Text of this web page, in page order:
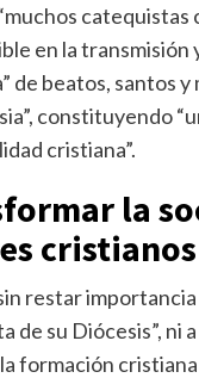
catequistas
en la transmisión
de beatos, santos
constituyendo
cristiana”.
la
cristianos
restar
de su Diócesis”, ni
formación